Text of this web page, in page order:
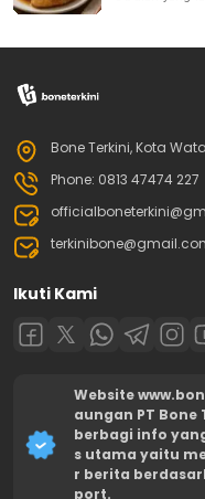
Bone Terkini, Kota
Phone: 0813 47474 227
Ikuti Kami
Website
aungan PT
berbagi info
s utama yaitu
r berita
port.